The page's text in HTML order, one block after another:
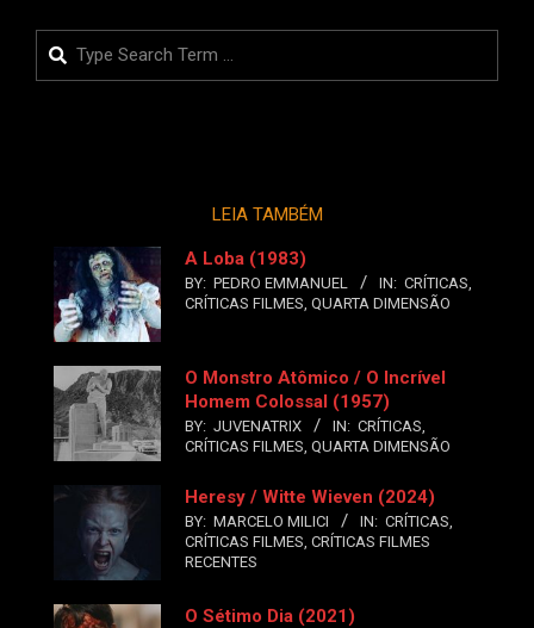
Search
LEIA TAMBÉM
A Loba (1983)
BY: PEDRO EMMANUEL IN: CRÍTICAS,
CRÍTICAS FILMES, QUARTA DIMENSÃO
O Monstro Atômico / O Incrível
Homem Colossal (1957)
BY: JUVENATRIX IN: CRÍTICAS,
CRÍTICAS FILMES, QUARTA DIMENSÃO
Heresy / Witte Wieven (2024)
BY: MARCELO MILICI IN: CRÍTICAS,
CRÍTICAS FILMES, CRÍTICAS FILMES
RECENTES
O Sétimo Dia (2021)